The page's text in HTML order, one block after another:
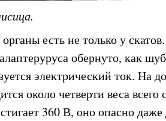
есть не только у
обернуто, как
электрический ток. На
около четверти веса
360 В, оно опасно